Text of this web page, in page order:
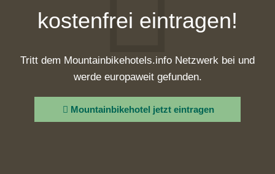
kostenfrei eintragen!
Tritt dem Mountainbikehotels.info Netzwerk bei und
werde europaweit gefunden.
Mountainbikehotel jetzt eintragen